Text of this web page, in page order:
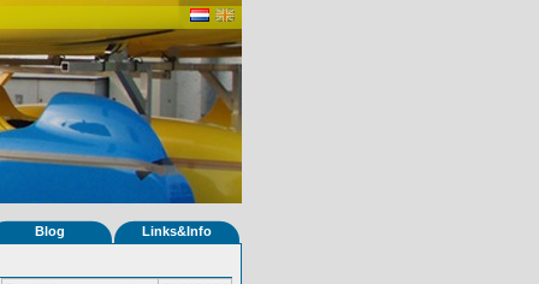
Blog Links&Info